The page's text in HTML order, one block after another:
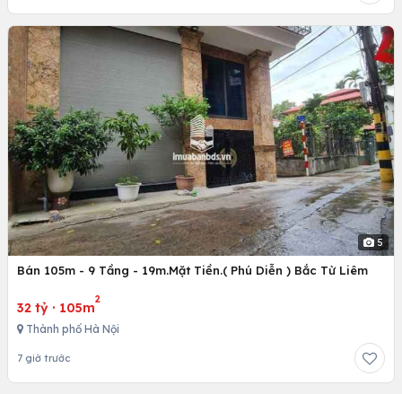
5
Bán 105m - 9 Tầng - 19m.Mặt Tiền.( Phú Diễn ) Bắc Từ Liêm
32 tỷ · 105m
2
Thành phố Hà Nội
7 giờ trước